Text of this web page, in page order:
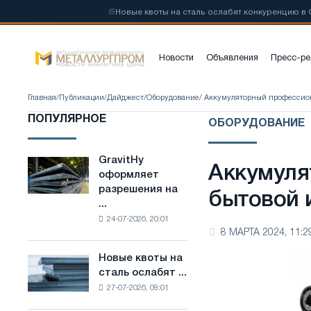
Новые квоты на сталь ослабят конкуренцию в
Новости Объявления Пресс-
Главная/ Публикации/Дайджест/Оборудование/ Аккумуляторный
ПОПУЛЯРНОЕ
GravitHy
оформляет
разрешения
строительство
производству
низкоуглеродистой
GravitHy
оформляет
разрешения на
...
24-07-2026, 20:01
Новые
квоты
на
Новые квоты на
сталь ослабят ...
27-07-2026, 09:01
ОБОРУДОВАНИЕ
бытовой
8 МАРТА 2024,